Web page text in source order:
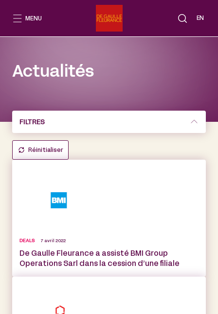
EN
MENU
Actualités
FILTRES
Réinitialiser
DEALS 7 avril 2022
De Gaulle Fleurance a assisté BMI Group
Operations Sarl dans la cession d’une filiale